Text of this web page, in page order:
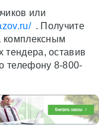
или
. Получите
комплексным
тендера, оставив
телефону 8-800-